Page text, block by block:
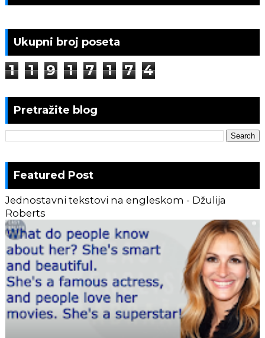
Ukupni broj poseta
1 1 9 1 7 1 7 4
Pretražite blog
Featured Post
Jednostavni tekstovi na engleskom - Džulija
Roberts